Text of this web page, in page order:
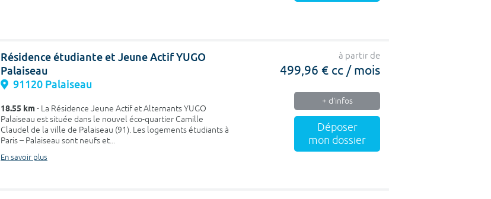
Résidence étudiante et Jeune Actif YUGO
Palaiseau
91120 Palaiseau
18.55 km- La Résidence Jeune Actif et Alternants YUGO
Palaiseau est située dans le nouvel éco-quartier Camille
Claudel de la ville de Palaiseau (91). Les logements étudiants à
Paris – Palaiseau sont neufs et...
En savoir plus
à partir de
499,96 € cc / mois
+ d'infos
Déposer
mon dossier